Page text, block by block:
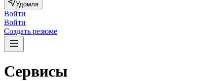
Удомля
Войти
Войти
Создать резюме
Сервисы